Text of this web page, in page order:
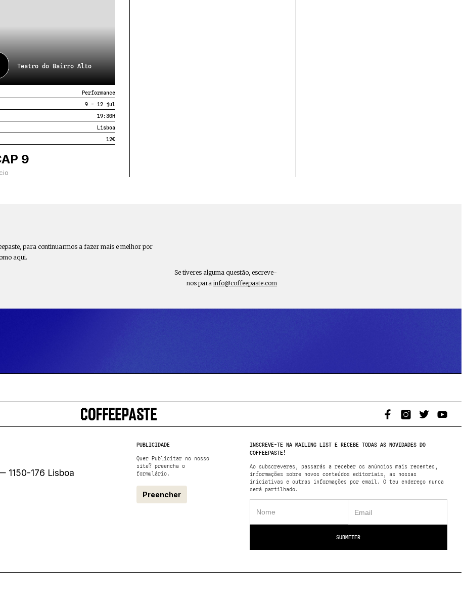
Teatro do Bairro Alto
Performance
9 - 12 jul
19:30H
Lisboa
12€
9
para continuarmos a fazer mais e melhor por
aqui.
Se tiveres alguma questão, escreve-
nos parainfo@coffeepaste.com
1150-176 Lisboa
PUBLICIDADE
Quer Publicitar no nosso
site? preencha o
formulário.
Preencher
INSCREVE-TE NA MAILING LIST E RECEBE TODAS AS NOVIDADES DO
COFFEEPASTE!
Ao subscreveres, passarás a receber os anúncios mais recentes,
informações sobre novos conteúdos editoriais, as nossas
iniciativas e outras informações por email. O teu endereço nunca
será partilhado.